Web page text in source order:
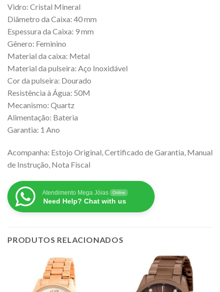
Vidro: Cristal Mineral
Diâmetro da Caixa: 40 mm
Espessura da Caixa: 9 mm
Gênero: Feminino
Material da caixa: Metal
Material da pulseira: Aço Inoxidável
Cor da pulseira: Dourado
Resistência à Água: 50M
Mecanismo: Quartz
Alimentação: Bateria
Garantia: 1 Ano
Acompanha: Estojo Original, Certificado de Garantia, Manual
de Instrução, Nota Fiscal
Atendimento Mega Jóias Online
Need Help? Chat with us
PRODUTOS RELACIONADOS